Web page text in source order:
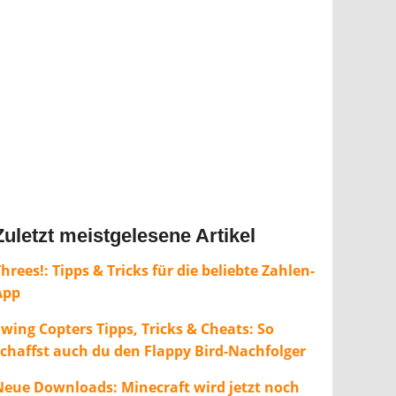
meistgelesene Artikel
Tipps & Tricks für die beliebte Zahlen-
Copters Tipps, Tricks & Cheats: So
auch du den Flappy Bird-Nachfolger
Downloads: Minecraft wird jetzt noch